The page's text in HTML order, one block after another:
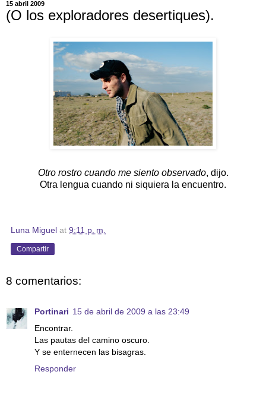
15 abril 2009
(O los exploradores desertiques).
Otro rostro cuando me siento observado, dijo.
Otra lengua cuando ni siquiera la encuentro.
Luna Miguel at 9:11 p. m.
Compartir
8 comentarios:
Portinari 15 de abril de 2009 a las 23:49
Encontrar.
Las pautas del camino oscuro.
Y se enternecen las bisagras.
Responder